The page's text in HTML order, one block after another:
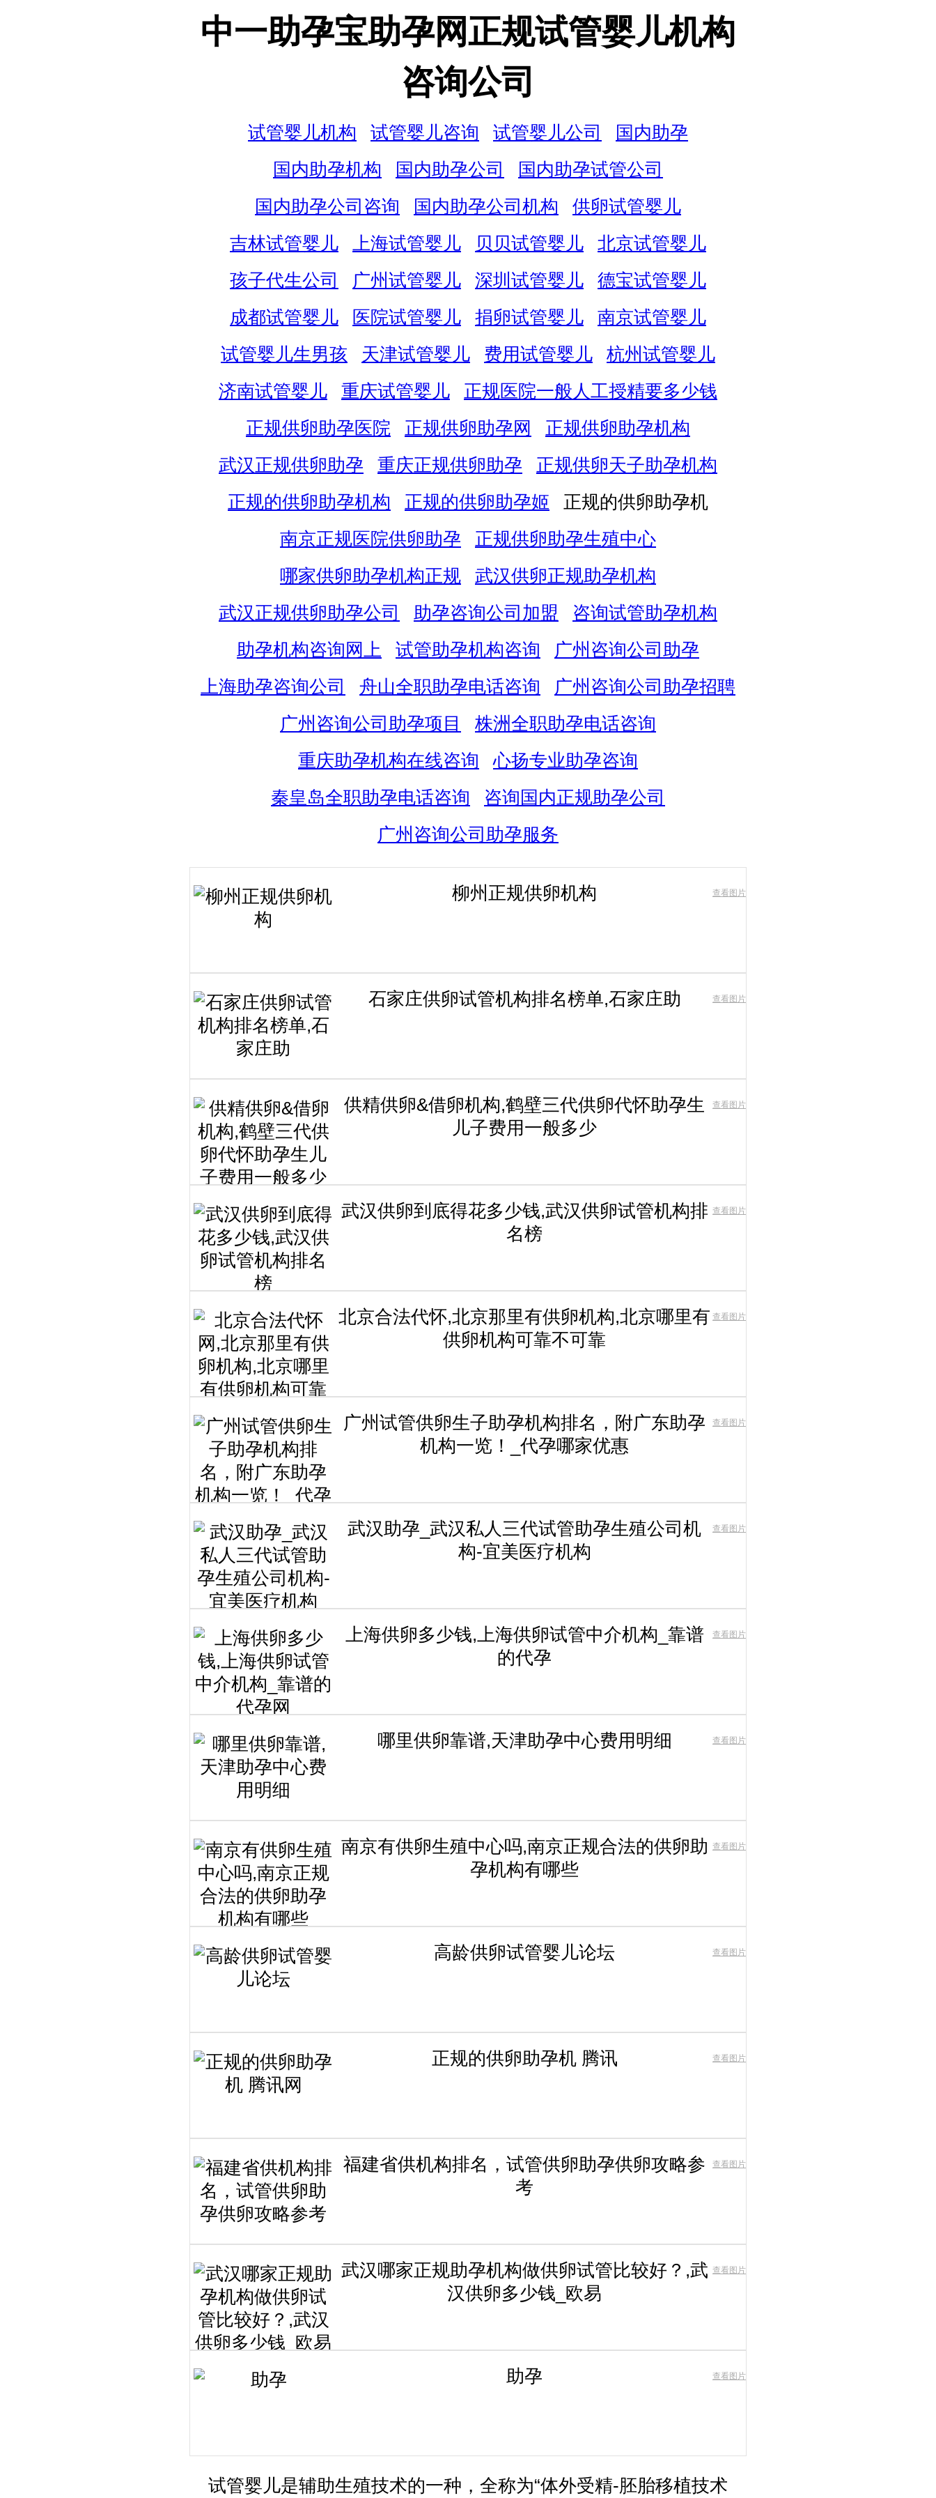
中一助孕宝助孕网正规试管婴儿机构
咨询公司
试管婴儿机构 试管婴儿咨询 试管婴儿公司
国内助孕
国内助孕机构
国内助孕公司
国内助孕试管公司
国内助孕公司咨询
国内助孕公司机构
供卵试管婴儿
吉林试管婴儿
上海试管婴儿 贝贝试管婴儿
北京试管婴儿
孩子代生公司
广州试管婴儿 深圳试管婴儿
德宝试管婴儿
成都试管婴儿
医院试管婴儿 捐卵试管婴儿
南京试管婴儿
试管婴儿生男孩
天津试管婴儿 费用试管婴儿
杭州试管婴儿
济南试管婴儿
重庆试管婴儿
正规医院一般人工授精要多少钱
正规供卵助孕医院
正规供卵助孕网
正规供卵助孕机构
武汉正规供卵助孕
重庆正规供卵助孕
正规供卵天子助孕机构
正规的供卵助孕机构
正规的供卵助孕姬
正规的供卵助孕机
南京正规医院供卵助孕
正规供卵助孕生殖中心
哪家供卵助孕机构正规
武汉供卵正规助孕机构
武汉正规供卵助孕公司
助孕咨询公司加盟
咨询试管助孕机构
助孕机构咨询网上
试管助孕机构咨询
广州咨询公司助孕
上海助孕咨询公司
舟山全职助孕电话咨询
广州咨询公司助孕招聘
广州咨询公司助孕项目
株洲全职助孕电话咨询
重庆助孕机构在线咨询
心扬专业助孕咨询
秦皇岛全职助孕电话咨询
咨询国内正规助孕公司
广州咨询公司助孕服务
柳州正规供卵机构 查看图片
石家庄供卵试管机构排名榜单,石家庄助 查看图片
供精供卵&借卵机构,鹤壁三代供卵代怀助孕生
儿子费用一般多少
查看图片
武汉供卵到底得花多少钱,武汉供卵试管机构排
名榜
查看图片
北京合法代怀,北京那里有供卵机构,北京哪里有
供卵机构可靠不可靠
查看图片
广州试管供卵生子助孕机构排名，附广东助孕
机构一览！_代孕哪家优惠
查看图片
武汉助孕_武汉私人三代试管助孕生殖公司机
构-宜美医疗机构
查看图片
上海供卵多少钱,上海供卵试管中介机构_靠谱
的代孕
查看图片
哪里供卵靠谱,天津助孕中心费用明细 查看图片
南京有供卵生殖中心吗,南京正规合法的供卵助
孕机构有哪些
查看图片
高龄供卵试管婴儿论坛 查看图片
正规的供卵助孕机 腾讯 查看图片
福建省供机构排名，试管供卵助孕供卵攻略参
考
查看图片
武汉哪家正规助孕机构做供卵试管比较好？,武
汉供卵多少钱_欧易
查看图片
助孕 查看图片
试管婴儿是辅助生殖技术的一种，全称为“体外受精-胚胎移植技术